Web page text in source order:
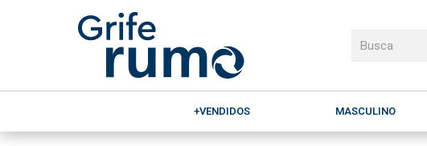
+VENDIDOS MASCULINO